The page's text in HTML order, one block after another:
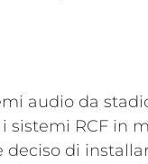
audio da
sistemi RCF in
deciso di